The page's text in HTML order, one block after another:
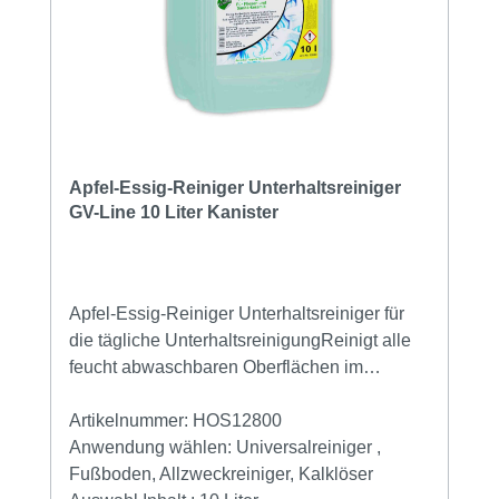
Apfel-Essig-Reiniger Unterhaltsreiniger
GV-Line 10 Liter Kanister
Apfel-Essig-Reiniger Unterhaltsreiniger für
die tägliche UnterhaltsreinigungReinigt alle
feucht abwaschbaren Oberflächen im
Unterhaltsreinigung Für Fliesen und
Sanitärkeramik löst Kalk und
UrinsteinReinigen Sie alle Fußböden und
Artikelnummer: HOS12800
Anwendung wählen: Universalreiniger ,
Fußboden, Allzweckreiniger, Kalklöser